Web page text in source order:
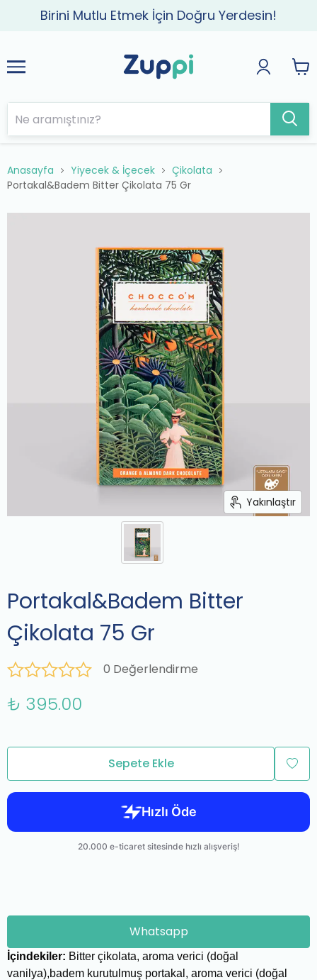
Birini Mutlu Etmek İçin Doğru Yerdesin!
Anasayfa Yiyecek & İçecek
Çikolata
Portakal&Badem Bitter Çikolata 75 Gr
Yakınlaştır
Portakal&Badem Bitter
Çikolata 75 Gr
0 Değerlendirme
₺ 395.00
Sepete Ekle
Whatsapp
İçindekiler: Bitter çikolata, aroma verici (doğal
vanilya),badem kurutulmuş portakal, aroma verici (doğal